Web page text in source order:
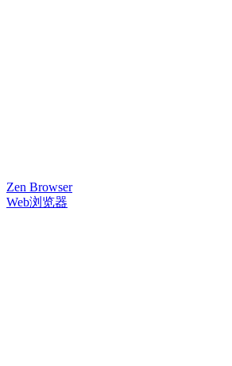
Zen Browser
Web浏览器